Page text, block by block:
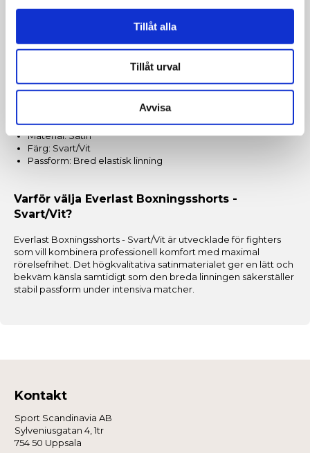
för sociala medier och analysera vår trafik. Vi
vidarebefordrar även sådana identifierare och annan
Dessa kan i sin tur kombinera informationen med annan
information som du har tillhandahållit eller som de har
samlat in när du har använt deras tjänster.
Tillåt alla
Tillåt urval
Avvisa
Bredare benslut för bättre rörelsefrihet
Ger optimal ventilation och naturlig rörelse i ringen.
Perfekta för boxning och sparring
Passar både träning, tävling och annan
Specifikationer
Material: Satin
Färg: Svart/Vit
Passform: Bred elastisk linning
Varför välja Everlast Boxningsshorts -
Svart/Vit?
Everlast Boxningsshorts - Svart/Vit är utvecklade för fighters
som vill kombinera professionell komfort med maximal
rörelsefrihet. Det högkvalitativa satinmaterialet ger en lätt och
bekväm känsla samtidigt som den breda linningen säkerställer
stabil passform under intensiva matcher.
Kontakt
Sport Scandinavia AB
Sylveniusgatan 4, 1tr
754 50 Uppsala